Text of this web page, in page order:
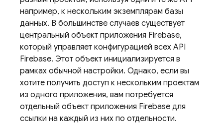
например, к нескольким экземплярам базы
данных. В большинстве случаев существует
центральный объект приложения Firebase,
который управляет конфигурацией всех API
Firebase. Этот объект инициализируется в
рамках обычной настройки. Однако, если вы
хотите получить доступ к нескольким проектам
из одного приложения, вам потребуется
отдельный объект приложения Firebase для
ссылки на каждый из них по отдельности.